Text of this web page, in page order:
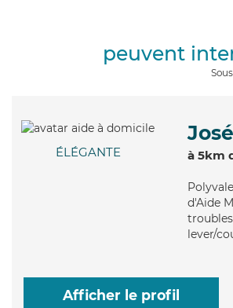
peuvent
ÉLÉGANTE à 5km
d'Aide
lever/
Afficher le profil